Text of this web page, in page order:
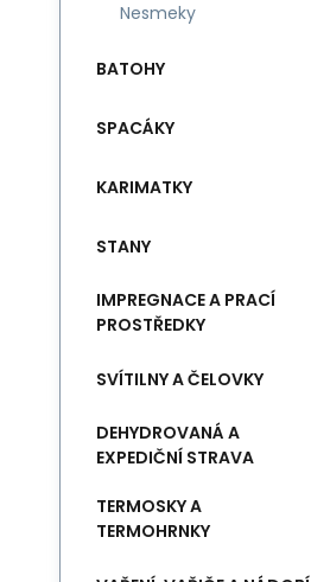
Nesmeky
BATOHY
SPACÁKY
KARIMATKY
STANY
IMPREGNACE A PRACÍ
PROSTŘEDKY
SVÍTILNY A ČELOVKY
DEHYDROVANÁ A
EXPEDIČNÍ STRAVA
TERMOSKY A
TERMOHRNKY